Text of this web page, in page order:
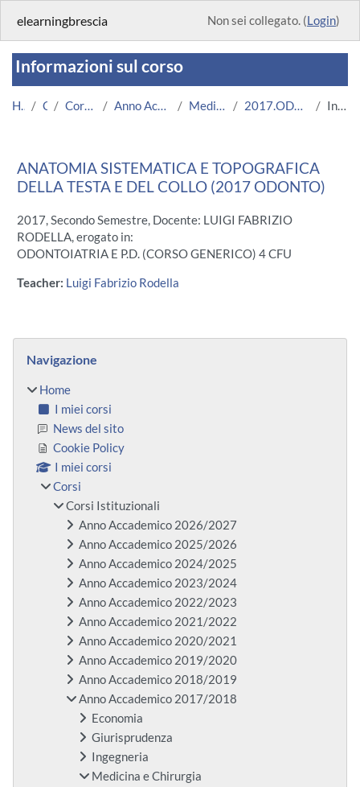
elearningbrescia Non sei collegato. (Login)
Informazioni sul corso
Home Corsi Corsi Istituzionali Anno Accademico 2017/2018 Medicina e Chirurgia 2017.ODONTO.A000583-12064 Introduzione
ANATOMIA SISTEMATICA E TOPOGRAFICA
DELLA TESTA E DEL COLLO (2017 ODONTO)
2017, Secondo Semestre, Docente: LUIGI FABRIZIO
RODELLA, erogato in:
ODONTOIATRIA E P.D. (CORSO GENERICO) 4 CFU
Teacher: Luigi Fabrizio Rodella
Blocchi
Navigazione
Home
I miei corsi
News del sito
Cookie Policy
I miei corsi
Corsi
Corsi Istituzionali
Anno Accademico 2026/2027
Anno Accademico 2025/2026
Anno Accademico 2024/2025
Anno Accademico 2023/2024
Anno Accademico 2022/2023
Anno Accademico 2021/2022
Anno Accademico 2020/2021
Anno Accademico 2019/2020
Anno Accademico 2018/2019
Anno Accademico 2017/2018
Economia
Giurisprudenza
Ingegneria
Medicina e Chirurgia